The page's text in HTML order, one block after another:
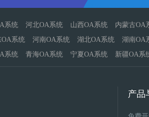
系统 河北OA系统 山西OA系统
内蒙古OA
OA系统 河南OA系统 湖北OA系统
湖南OA
系统 青海OA系统 宁夏OA系统 新疆OA系
产品